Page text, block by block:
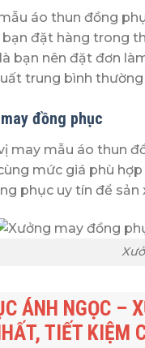
áo thun đồng
đặt hàng trong
bạn nên đặt đơn
trung bình
đồng phục
may mẫu áo thun
mức giá phù
phục uy tín để sản
ÁNH NGỌC –
TIẾT KIỆM